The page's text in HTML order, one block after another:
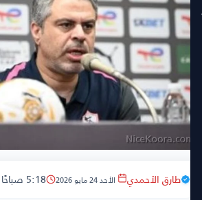
طارق الأحمدي الأحد 24 مايو 2026 5:18 صباحًا